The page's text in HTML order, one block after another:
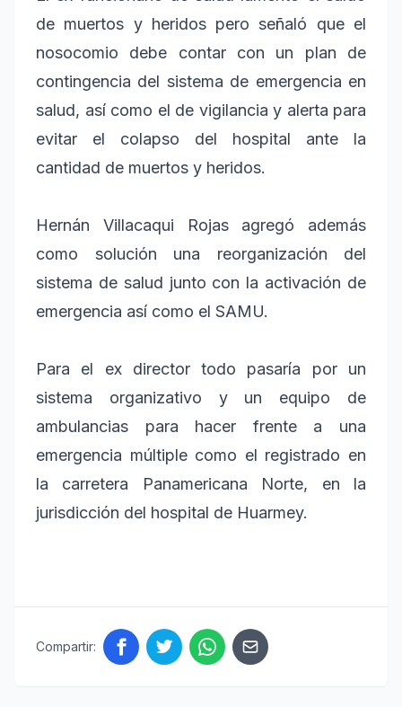
de muertos y heridos pero señaló que el
nosocomio debe contar con un plan de
contingencia del sistema de emergencia en
salud, así como el de vigilancia y alerta para
evitar el colapso del hospital ante la
cantidad de muertos y heridos.
Hernán Villacaqui Rojas agregó además
como solución una reorganización del
sistema de salud junto con la activación de
emergencia así como el SAMU.
Para el ex director todo pasaría por un
sistema organizativo y un equipo de
ambulancias para hacer frente a una
emergencia múltiple como el registrado en
la carretera Panamericana Norte, en la
jurisdicción del hospital de Huarmey.
Compartir: